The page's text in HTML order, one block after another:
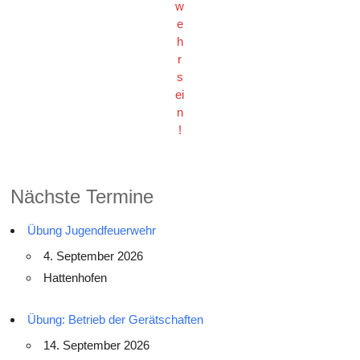
w
e
h
r
s
ei
n
!
Nächste Termine
Übung Jugendfeuerwehr
4. September 2026
Hattenhofen
Übung: Betrieb der Gerätschaften
14. September 2026